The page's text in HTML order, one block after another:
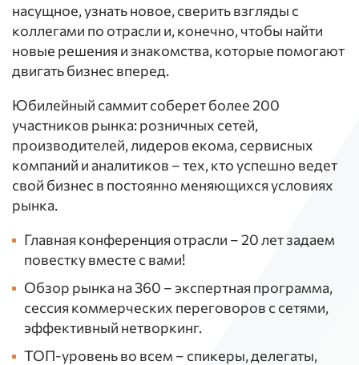
насущное, узнать новое, сверить взгляды с
коллегами по отрасли и, конечно, чтобы найти
новые решения и знакомства, которые помогают
двигать бизнес вперед.
Юбилейный саммит соберет более 200
участников рынка: розничных сетей,
производителей, лидеров екома, сервисных
компаний и аналитиков – тех, кто успешно ведет
свой бизнес в постоянно меняющихся условиях
рынка.
Главная конференция отрасли – 20 лет задаем
повестку вместе с вами!
Обзор рынка на 360 – экспертная программа,
сессия коммерческих переговоров с сетями,
эффективный нетворкинг.
ТОП-уровень во всем – спикеры, делегаты,